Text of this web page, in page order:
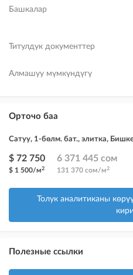
Башкалар
Титулдук документтер
Алмашуу мүмкүндүгү
Орточо баа
Сатуу, 1-бөлм. бат., элитка,
$ 72 750
$ 1 500/м2
6 371 445 сом
131 370 сом/м2
Толук аналитиканы
Полезные ссылки